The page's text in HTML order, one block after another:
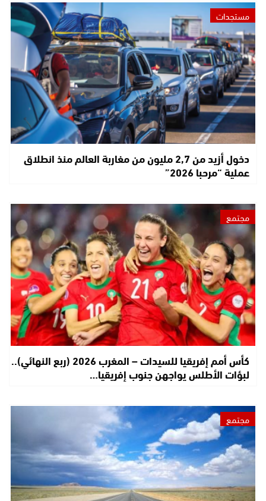
مستجدات
دخول أزيد من 2,7 مليون من مغاربة العالم منذ انطلاق
عملية “مرحبا 2026”
مجتمع
كأس أمم إفريقيا للسيدات – المغرب 2026 (ربع النهائي)..
لبؤات الأطلس يواجهن جنوب إفريقيا…
مجتمع